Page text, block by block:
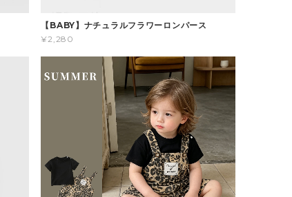
【BABY】ナチュラルフラワーロンパース
¥2,280